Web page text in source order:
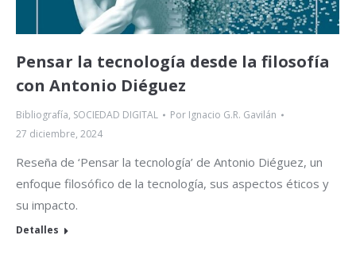
Pensar la tecnología desde la filosofía
con Antonio Diéguez
Bibliografía, SOCIEDAD DIGITAL Por Ignacio G.R. Gavilán
27 diciembre, 2024
Reseña de ‘Pensar la tecnología’ de Antonio Diéguez, un
enfoque filosófico de la tecnología, sus aspectos éticos y
su impacto.
Detalles